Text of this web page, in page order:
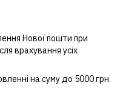
Нової пошти при
врахування усіх
на суму до 5000 грн.